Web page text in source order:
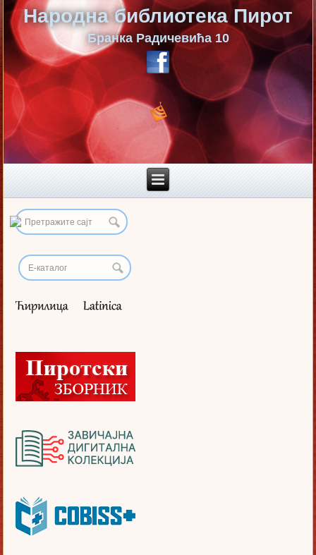
Народна библиотека Пирот
Бранка Радичевића 10